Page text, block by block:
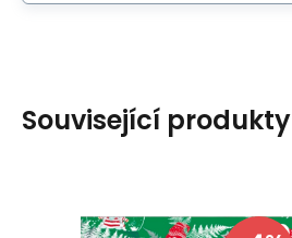
Související produkty
Code:VANOCEBEL1133-3
EAN:8595721024241